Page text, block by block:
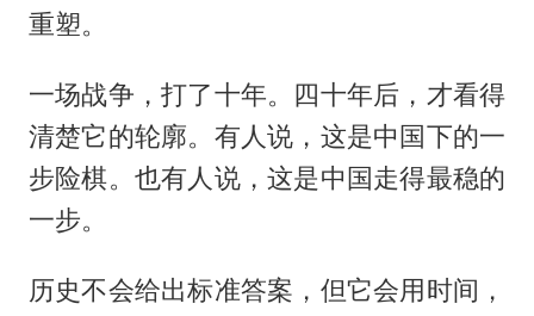
重塑。
一场战争，打了十年。四十年后，才看得
清楚它的轮廓。有人说，这是中国下的一
步险棋。也有人说，这是中国走得最稳的
一步。
历史不会给出标准答案，但它会用时间，